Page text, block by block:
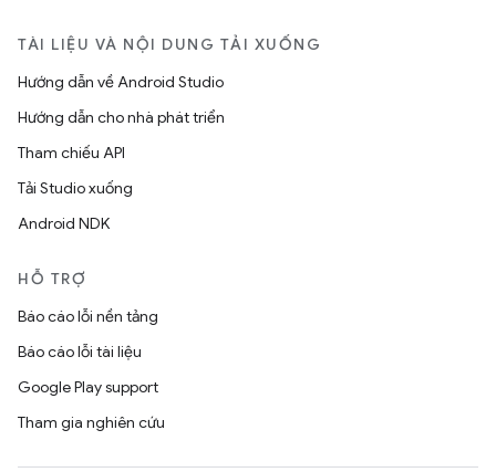
TÀI LIỆU VÀ NỘI DUNG TẢI XUỐNG
Hướng dẫn về Android Studio
Hướng dẫn cho nhà phát triển
Tham chiếu API
Tải Studio xuống
Android NDK
HỖ TRỢ
Báo cáo lỗi nền tảng
Báo cáo lỗi tài liệu
Google Play support
Tham gia nghiên cứu